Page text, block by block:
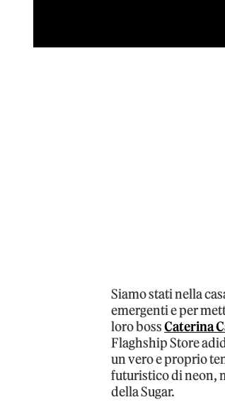
Siamo stati nella
emergenti e per
loro bossCaterina
Flaghship Store
un vero e proprio
futuristico di neon,
della Sugar.